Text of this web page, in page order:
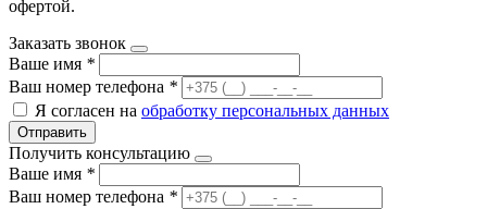
офертой.
Заказать звонок
Ваше имя *
Ваш номер телефона *
Я согласен на обработку персональных данных
Отправить
Получить консультацию
Ваше имя *
Ваш номер телефона *